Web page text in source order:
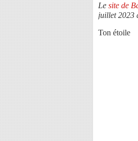
Le site de
juillet 2023
Ton étoile